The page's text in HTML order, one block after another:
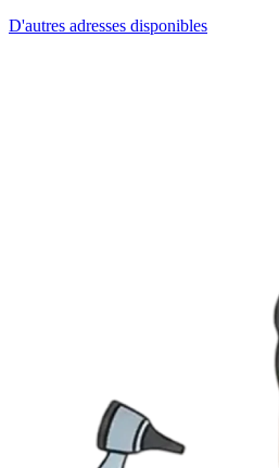
D'autres adresses disponibles